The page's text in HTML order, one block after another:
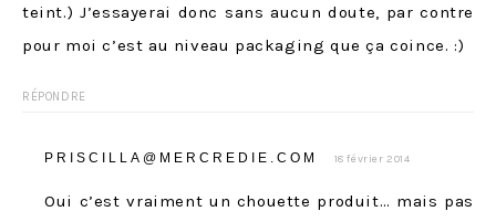
teint.) J’essayerai donc sans aucun doute, par contre
pour moi c’est au niveau packaging que ça coince. :)
RÉPONDRE
PRISCILLA@MERCREDIE.COM 18 février 2014
Oui c’est vraiment un chouette produit… mais pas